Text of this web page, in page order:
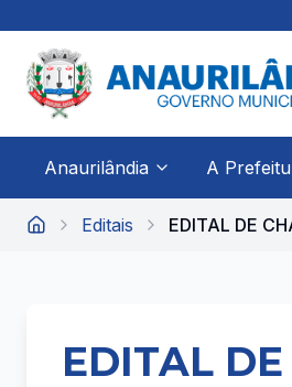
Anaurilândia A
Início
Editais EDITAL DE
EDITAL